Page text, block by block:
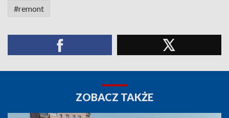
#remont
ZOBACZ TAKŻE